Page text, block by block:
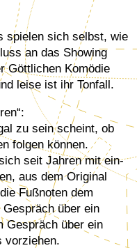
spielen sich selbst, wie
an das Showing
Göttlichen Komödie
leise ist ihr Tonfall.
zu sein scheint, ob
folgen können.
seit Jahren mit ein-
aus dem Original
Fußnoten dem
über ein
Gespräch über ein
vorziehen.